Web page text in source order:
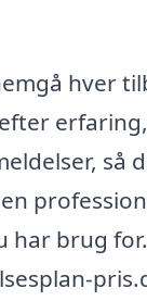
hver
så
har brug